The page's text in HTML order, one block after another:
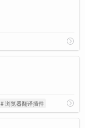
# 浏览器翻译插件